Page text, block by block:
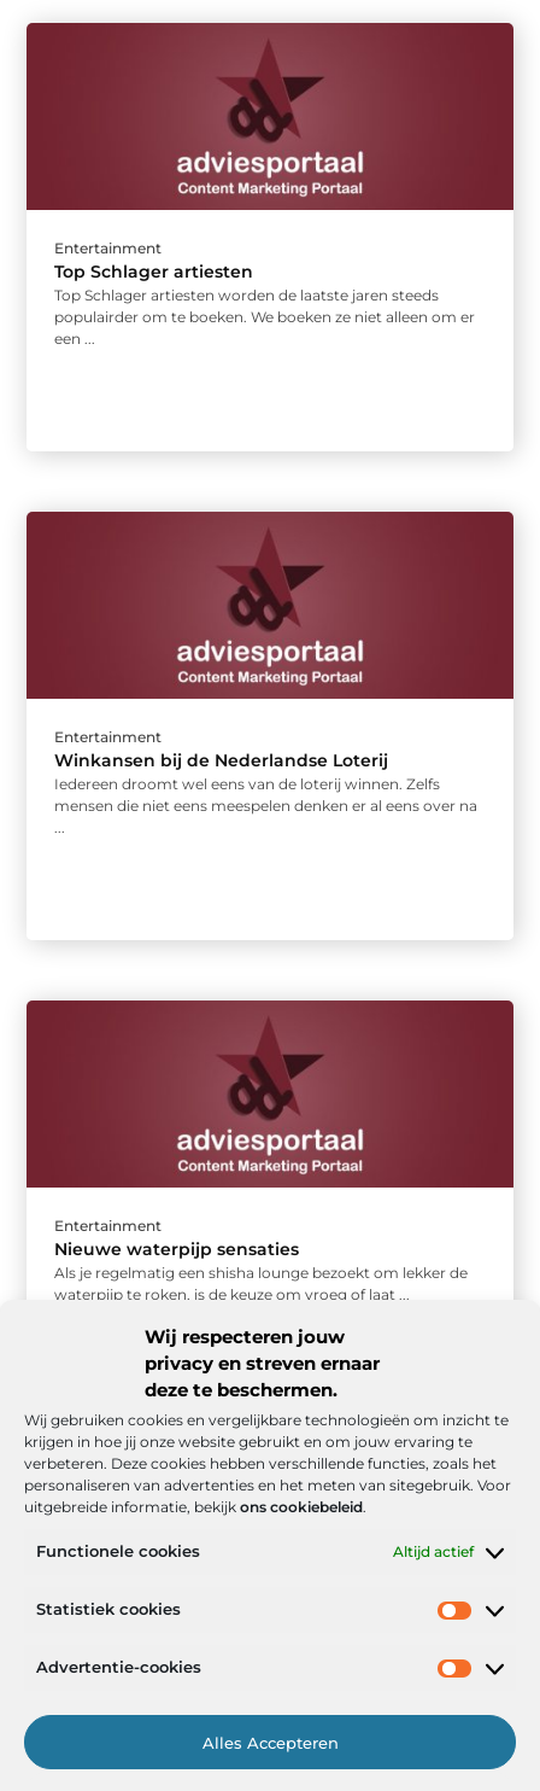
Wij respecteren jouw
privacy en streven ernaar
deze te beschermen.
Wij gebruiken cookies en vergelijkbare technologieën om inzicht te
krijgen in hoe jij onze website gebruikt en om jouw ervaring te
verbeteren. Deze cookies hebben verschillende functies, zoals het
personaliseren van advertenties en het meten van sitegebruik. Voor
uitgebreide informatie, bekijk ons cookiebeleid.
Functionele cookies Altijd actief
Statistiek cookies
Advertentie-cookies
Alles Accepteren
Entertainment
Top Schlager artiesten
Top Schlager artiesten worden de laatste jaren steeds
populairder om te boeken. We boeken ze niet alleen om er
een ...
Entertainment
Winkansen bij de Nederlandse Loterij
Iedereen droomt wel eens van de loterij winnen. Zelfs
mensen die niet eens meespelen denken er al eens over na
...
Entertainment
Nieuwe waterpijp sensaties
Als je regelmatig een shisha lounge bezoekt om lekker de
waterpijp te roken, is de keuze om vroeg of laat ...
Het Portaal voor Inzichten en Inspiratie
Onze informatie